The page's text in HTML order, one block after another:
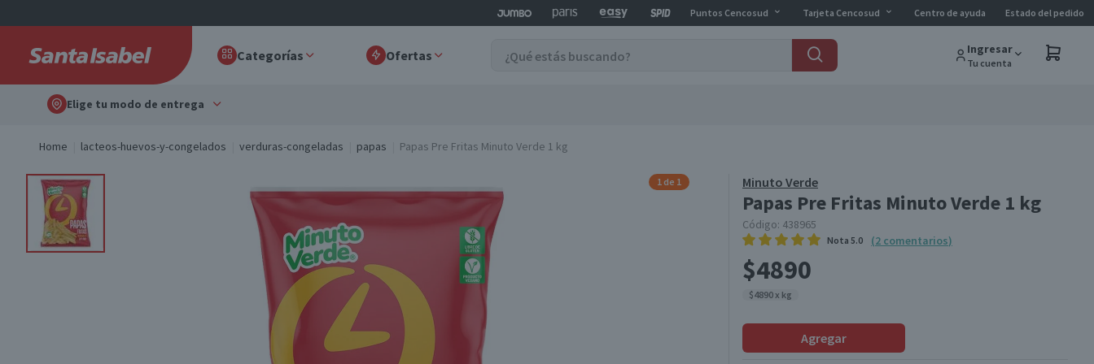
Puntos Cencosud Tarjeta Cencosud Centro de ayuda Estado del pedido
Categorías Ofertas Ingresar
Tu cuenta
Elige tu modo de entrega
Home lacteos-huevos-y-congelados verduras-congeladas papas Papas Pre Fritas Minuto Verde 1 kg
Minuto Verde
Papas Pre Fritas Minuto Verde 1 kg
Código: 438965
Nota 5.0 (2 comentarios)
$4890
$4890 x kg
Agregar
1 de 1